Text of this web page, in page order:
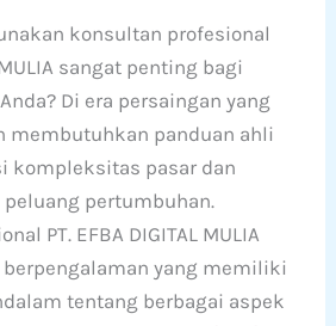
konsultan profesional
MULIA sangat penting bagi
Di era persaingan yang
membutuhkan panduan ahli
kompleksitas pasar dan
pertumbuhan.
PT. EFBA DIGITAL MULIA
yang memiliki
tentang berbagai aspek